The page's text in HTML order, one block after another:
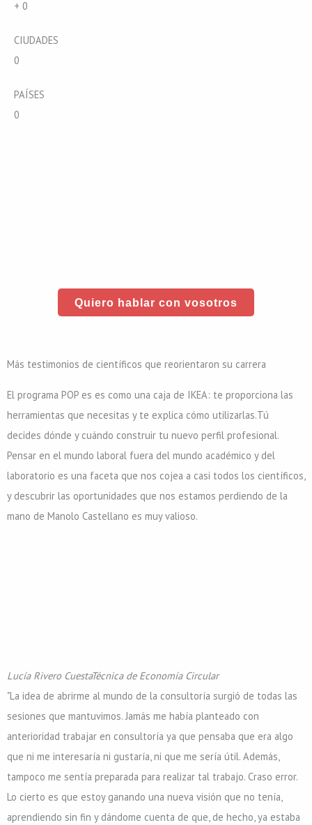
+ 0
CIUDADES
0
PAÍSES
0
Quiero hablar con vosotros
Más testimonios de científicos que reorientaron su carrera
El programa POP es es como una caja de IKEA: te proporciona las
herramientas que necesitas y te explica cómo utilizarlas.Tú
decides dónde y cuándo construir tu nuevo perfil profesional.
Pensar en el mundo laboral fuera del mundo académico y del
laboratorio es una faceta que nos cojea a casi todos los científicos,
y descubrir las oportunidades que nos estamos perdiendo de la
mano de Manolo Castellano es muy valioso.
Lucía Rivero CuestaTécnica de Economía Circular
"La idea de abrirme al mundo de la consultoría surgió de todas las
sesiones que mantuvimos. Jamás me había planteado con
anterioridad trabajar en consultoría ya que pensaba que era algo
que ni me interesaría ni gustaría, ni que me sería útil. Además,
tampoco me sentía preparada para realizar tal trabajo. Craso error.
Lo cierto es que estoy ganando una nueva visión que no tenía,
aprendiendo sin fin y dándome cuenta de que, de hecho, ya estaba